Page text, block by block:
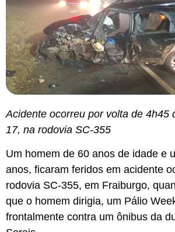
Acidente ocorreu por volta de 4h45
17, na rodovia SC-355
Um homem de 60 anos de idade e
anos, ficaram feridos em acidente
rodovia SC-355, em Fraiburgo,
que o homem dirigia, um Pálio
frontalmente contra um ônibus da